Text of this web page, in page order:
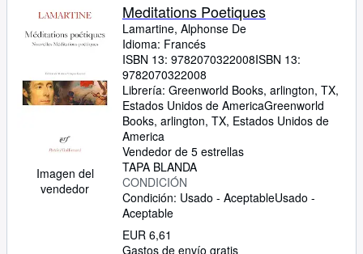
Imagen del
vendedor
Meditations Poetiques
Lamartine, Alphonse De
Idioma: Francés
ISBN 13: 9782070322008ISBN 13:
9782070322008
Librería: Greenworld Books, arlington, TX,
Estados Unidos de AmericaGreenworld
Books, arlington, TX, Estados Unidos de
America
Vendedor de 5 estrellas
TAPA BLANDA
CONDICIÓN
Condición: Usado - AceptableUsado -
Aceptable
EUR 6,61
Gastos de envío gratis